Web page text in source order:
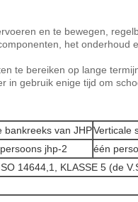
en te bewegen,
het onderhoud
te bereiken op lange
in gebruik enige tijd om
bankreeks van JHPVerticale
jhp-2 één
14644,1, KLASSE 5 (de